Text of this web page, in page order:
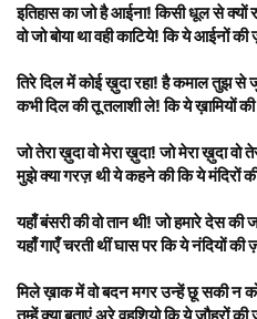
इतिहास का जो है आईना! किसी धूल से क्यों
वो जो बोया था वही काटिये! कि ये आईनों
तिरे दिल में कोई ख़ुदा रहा! है कमाल तुझ से
कभी दिल की तू तलाशी ले! कि ये ख़ामियों
जो तेरा ख़ुदा वो मेरा ख़ुदा! जो मेरा ख़ुदा वो
मुझे क्या गरज़ थी ये कहने की कि ये मंदिरों
यहाँ बंसरी की वो तान थी! जो हमारे देस की
यहाँ गाएँ चरती थीं घास पर कि ये नंदियों की
मिले ख़ाक में वो बदन मगर उन्हें छू सकी न